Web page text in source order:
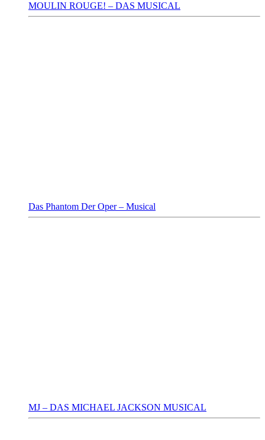
MOULIN ROUGE! – DAS MUSICAL
Das Phantom Der Oper – Musical
MJ – DAS MICHAEL JACKSON MUSICAL